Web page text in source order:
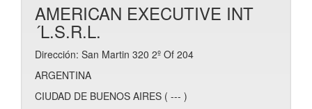
AMERICAN EXECUTIVE INT
´L.S.R.L.
Dirección: San Martin 320 2º Of 204
ARGENTINA
CIUDAD DE BUENOS AIRES ( --- )